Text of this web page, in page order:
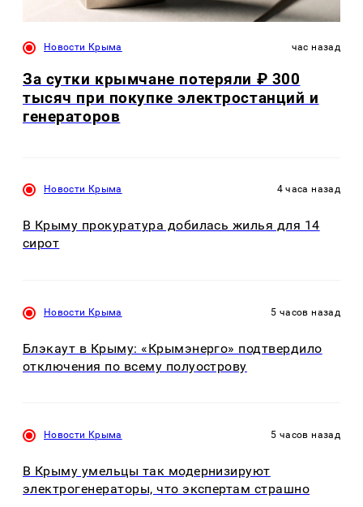
Новости Крыма час назад
За сутки крымчане потеряли ₽ 300
тысяч при покупке электростанций и
генераторов
Новости Крыма 4 часа назад
В Крыму прокуратура добилась жилья для 14
сирот
Новости Крыма 5 часов назад
Блэкаут в Крыму: «Крымэнерго» подтвердило
отключения по всему полуострову
Новости Крыма 5 часов назад
В Крыму умельцы так модернизируют
электрогенераторы, что экспертам страшно